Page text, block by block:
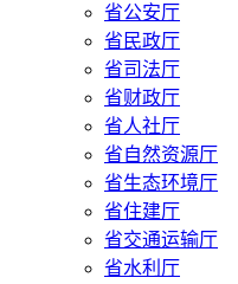
省公安厅
省民政厅
省司法厅
省财政厅
省人社厅
省自然资源厅
省生态环境厅
省住建厅
省交通运输厅
省水利厅